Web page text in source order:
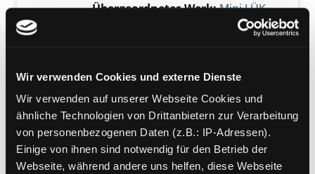
Wir verwenden Cookies und externe Dienste
Wir verwenden auf unserer Webseite Cookies und
ähnliche Technologien von Drittanbietern zur Verarbeitung
von personenbezogenen Daten (z.B.: IP-Adressen).
Einige von ihnen sind notwendig für den Betrieb der
Webseite, während andere uns helfen, diese Webseite
Übergeordnetes Werk:Mini LÜK
Exemplar-Details von Grundschulabschluss
schreiben
fit für den Übergang in Klasse 5 ;
Klasse 4
Suche nach diesem Verfasser
Jahr:2011
Verlag:Braunschweig, Westermann
Lernspiel